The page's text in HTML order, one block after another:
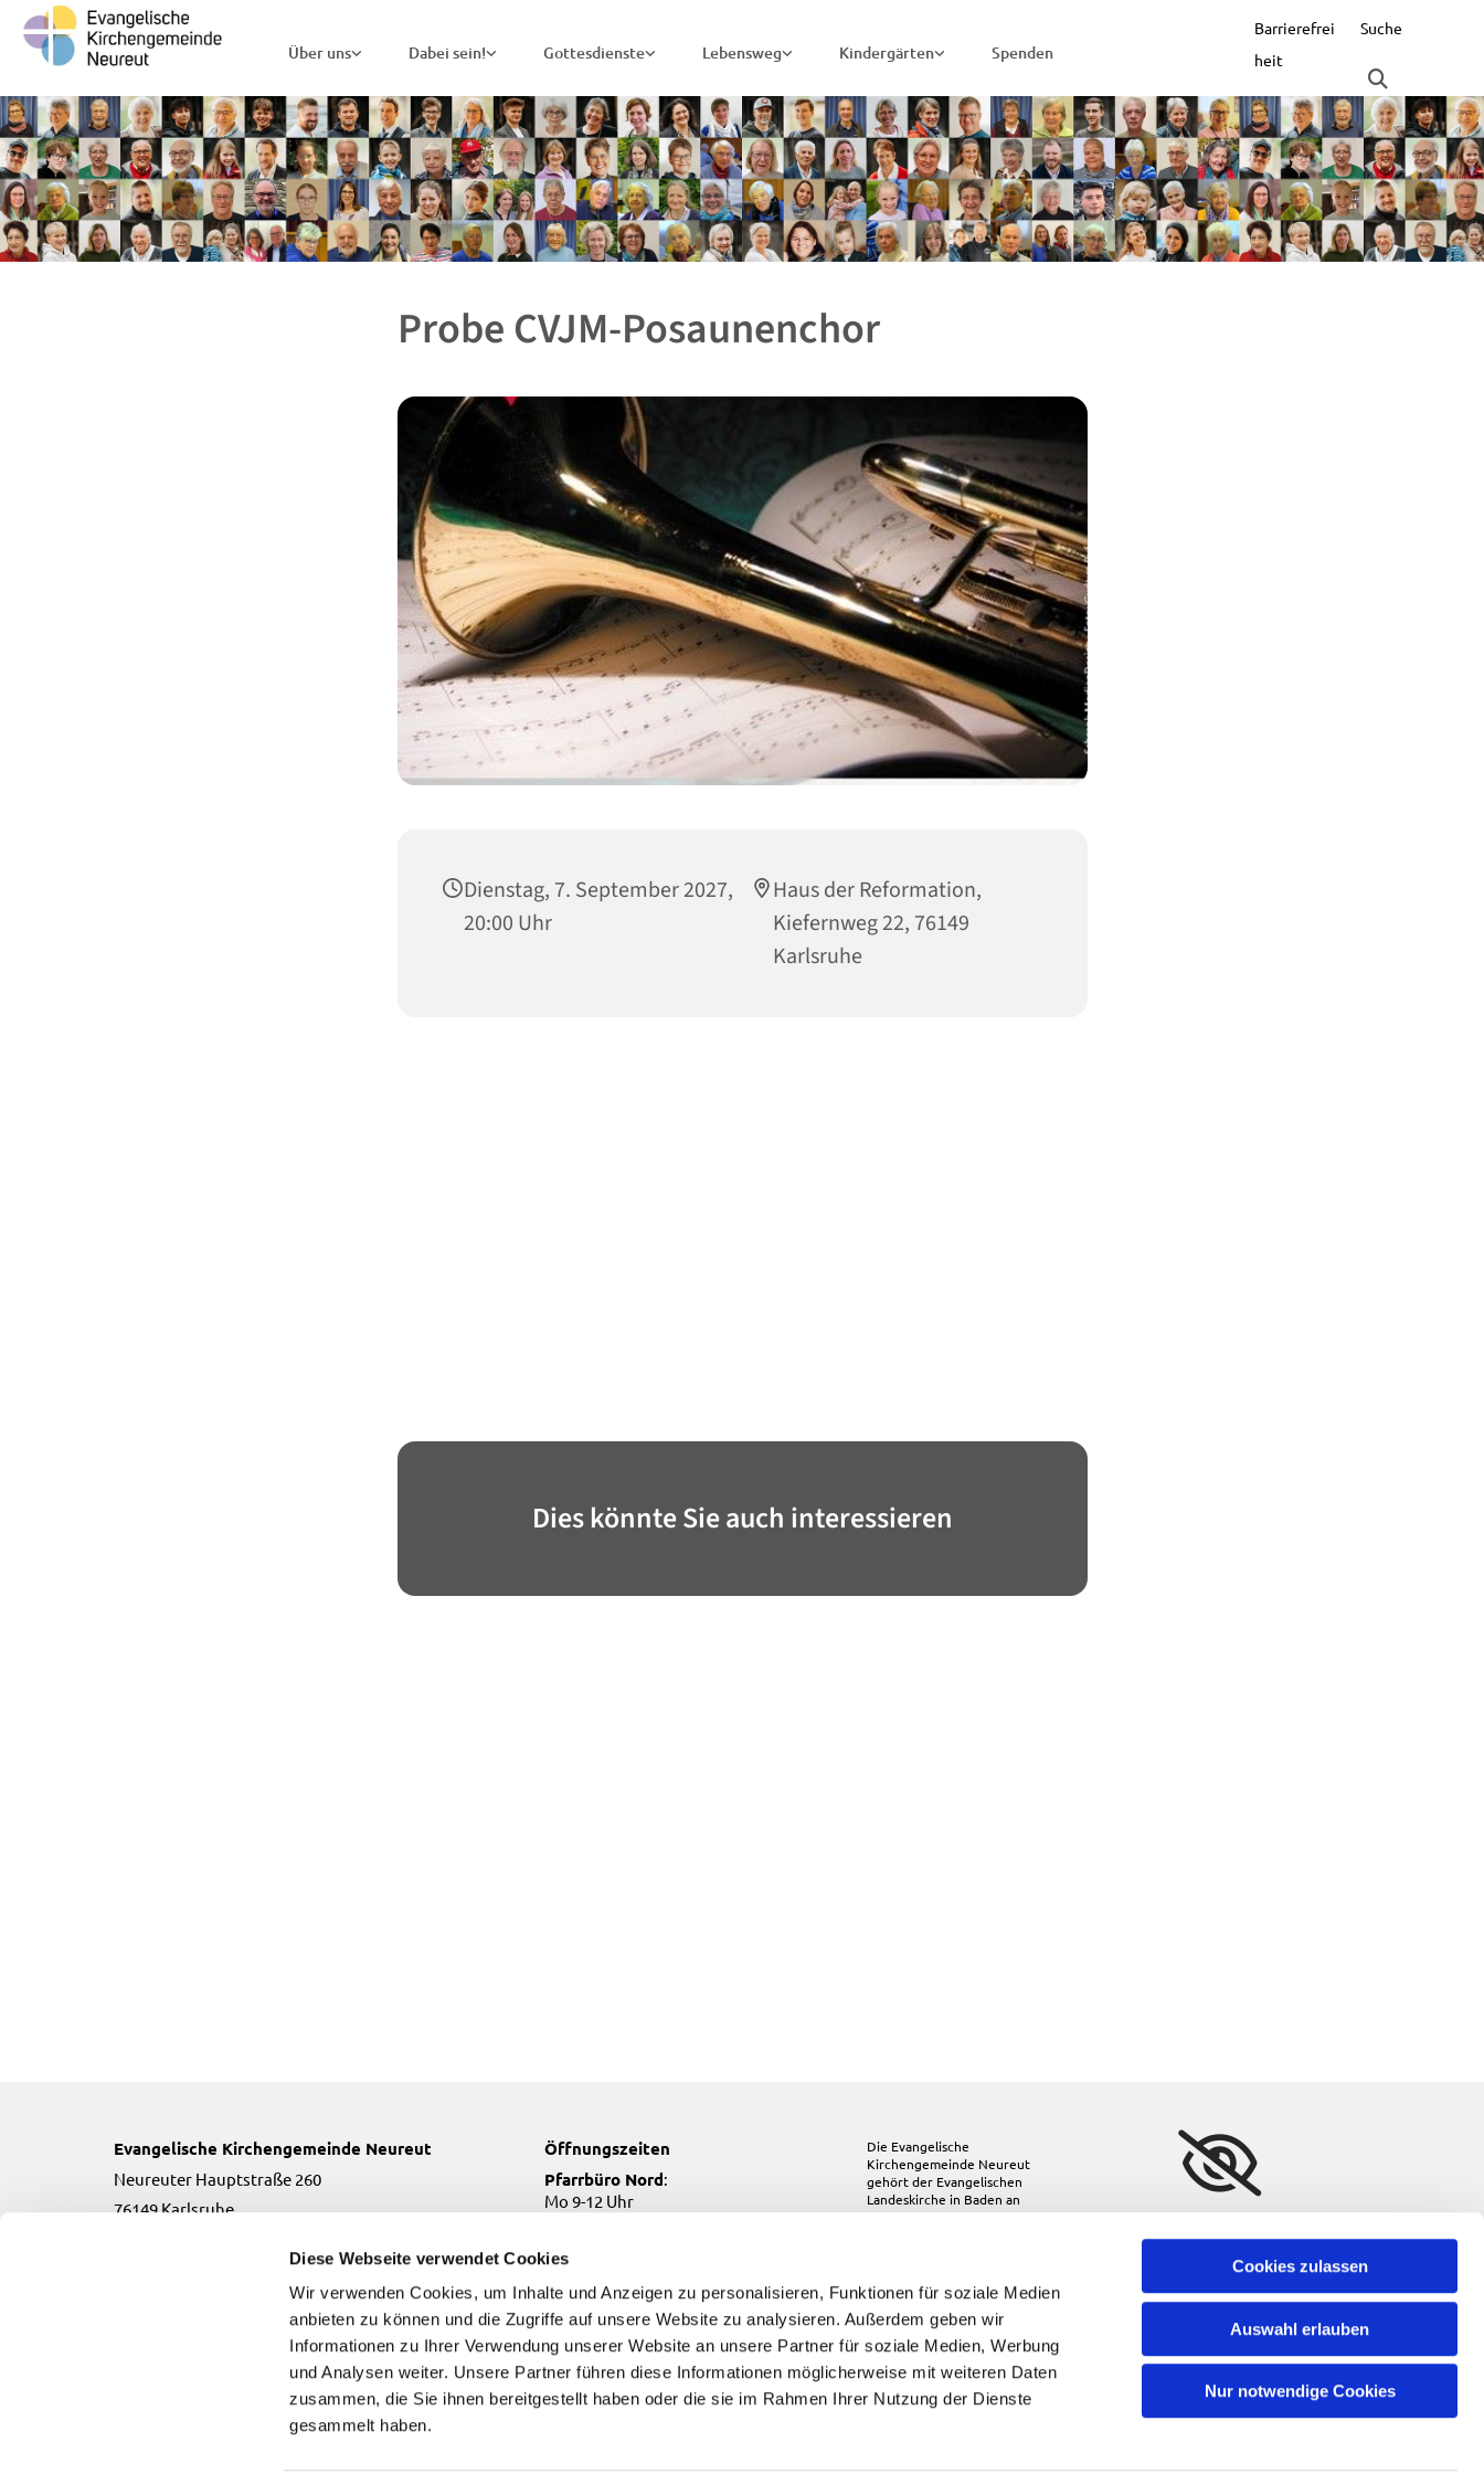
Diese Webseite verwendet Cookies
Wir verwenden Cookies, um Inhalte und Anzeigen zu personalisieren, Funktionen für soziale Medien
anbieten zu können und die Zugriffe auf unsere Website zu analysieren. Außerdem geben wir
Informationen zu Ihrer Verwendung unserer Website an unsere Partner für soziale Medien, Werbung
und Analysen weiter. Unsere Partner führen diese Informationen möglicherweise mit weiteren Daten
zusammen, die Sie ihnen bereitgestellt haben oder die sie im Rahmen Ihrer Nutzung der Dienste
gesammelt haben.
Cookies zulassen
Auswahl erlauben
Nur notwendige Cookies
Über uns Dabei sein! Gottesdienste Lebensweg Kindergärten Spenden
Barrierefrei
heit
Suche
Probe CVJM-Posaunenchor
Dienstag, 7. September 2027,
20:00 Uhr
Haus der Reformation,
Kiefernweg 22, 76149
Karlsruhe
Dies könnte Sie auch interessieren
Evangelische Kirchengemeinde Neureut
Neureuter Hauptstraße 260
76149 Karlsruhe
neureut(at)kbz.ekiba.de
Öffnungszeiten
Pfarrbüro Nord:
Mo 9-12 Uhr
Pfarrbüro Kirchfeld:
Do, Fr 9-12 Uhr
Pfarrbüro Süd :
Di, Fr 9-12 Uhr
Die Evangelische
Kirchengemeinde Neureut
gehört der Evangelischen
Landeskirche in Baden an
Bitte akzeptieren Sie
Marketing-Cookies, um
diese Karte anzuzeigen.
Accept cookies
Evangelische Kirchengemeinde Neureut Kontakt Impressum